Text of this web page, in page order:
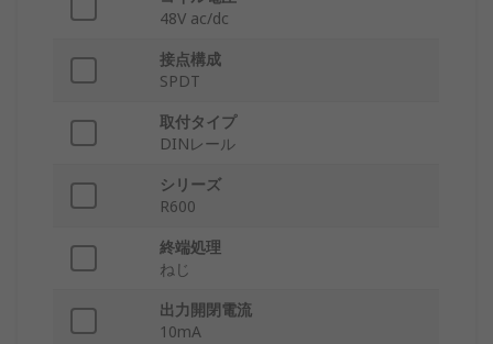
48V ac/dc
接点構成
SPDT
取付タイプ
DINレール
シリーズ
R600
終端処理
ねじ
出力開閉電流
10mA